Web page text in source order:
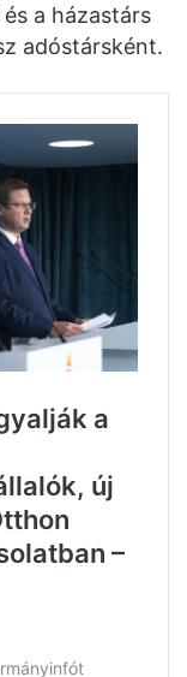
a házastárs
adóstársként.